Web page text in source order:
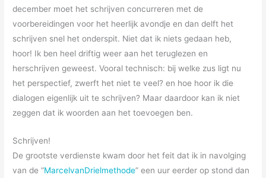
december moet het schrijven concurreren met de
voorbereidingen voor het heerlijk avondje en dan delft het
schrijven snel het onderspit. Niet dat ik niets gedaan heb,
hoor! Ik ben heel driftig weer aan het teruglezen en
herschrijven geweest. Vooral technisch: bij welke zus ligt nu
het perspectief, zwerft het niet te veel? en hoe hoor ik die
dialogen eigenlijk uit te schrijven? Maar daardoor kan ik niet
zeggen dat ik woorden aan het toevoegen ben.
Schrijven!
De grootste verdienste kwam door het feit dat ik in navolging
van de “MarcelvanDrielmethode” een uur eerder op stond dan